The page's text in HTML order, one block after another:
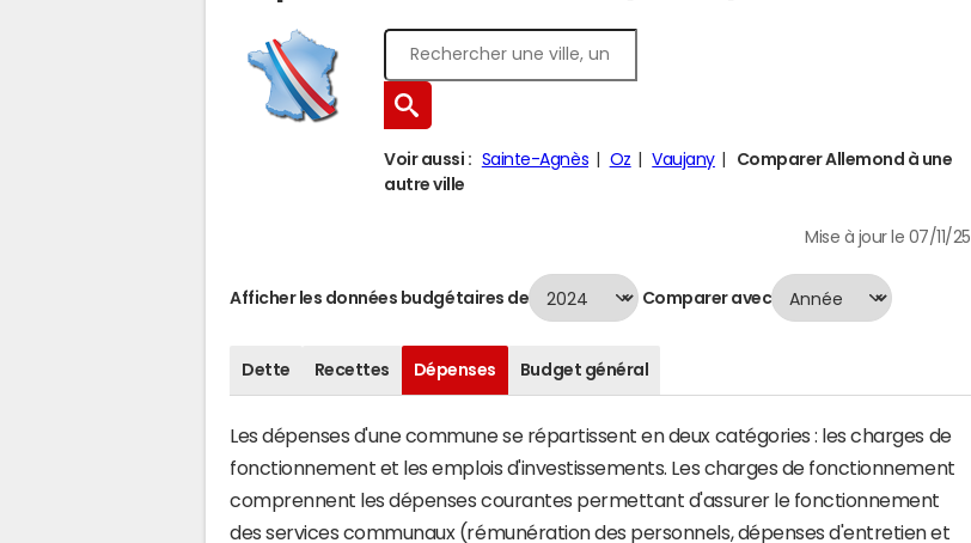
Voir aussi : Sainte-Agnès Oz Vaujany
Comparer Allemond à une
autre ville
Mise à jour le 07/11/25
Afficher les données budgétaires de Comparer avec
Dette Recettes Dépenses Budget général
Les dépenses d'une commune se répartissent en deux catégories : les charges de
fonctionnement et les emplois d'investissements. Les charges de fonctionnement
comprennent les dépenses courantes permettant d'assurer le fonctionnement
des services communaux (rémunération des personnels, dépenses d'entretien et